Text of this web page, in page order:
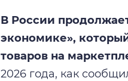
В России
экономике»,
товаров на
2026 года, как